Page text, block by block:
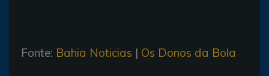
Fonte: Bahia Noticias | Os Donos da Bola